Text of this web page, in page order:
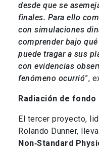
desde que se
finales. Para ello
con simulaciones
comprender bajo
puede tragar a sus
con evidencias
fenómeno ocurrió”,
Radiación de
El tercer proyecto,
Rolando Dunner,
Non‑Standard